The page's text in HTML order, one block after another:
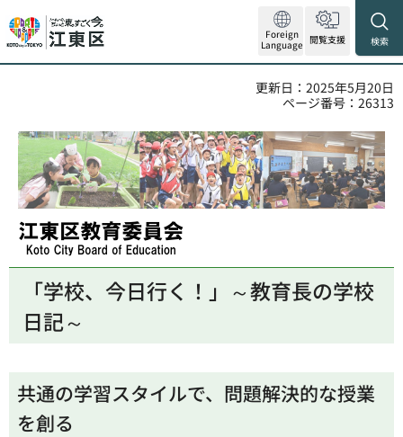
Foreign
Language 閲覧支援 検索
更新日：2025年5月20日
ページ番号：26313
江東区教育委員会
「学校、今日行く！」～教育長の学校
日記～
共通の学習スタイルで、問題解決的な授業
を創る